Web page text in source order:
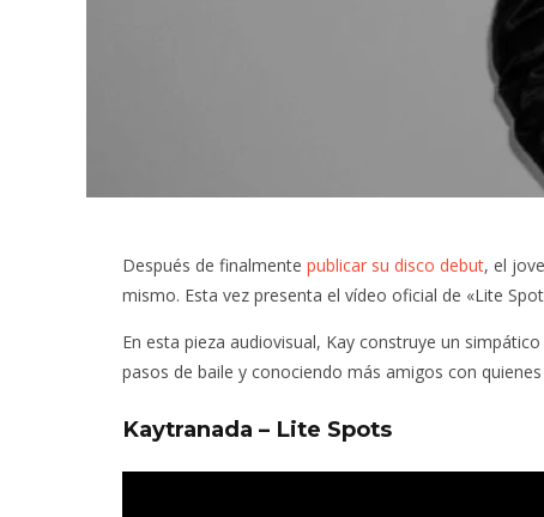
Después de finalmente publicar su disco debut, el
mismo. Esta vez presenta el vídeo oficial de «Lite
En esta pieza audiovisual, Kay construye un
pasos de baile y conociendo más amigos con
Kaytranada – Lite Spots